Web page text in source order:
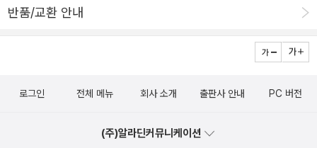
반품/교환 안내
로그인 전체 메뉴 회사 소개 출판사 안내 PC 버전
(주)알라딘커뮤니케이션